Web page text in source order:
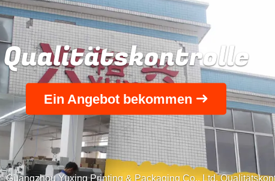
Qualitätskontrolle
Ein Angebot bekommen
Guangzhou Yuxing Printing & Packaging Co., Ltd.